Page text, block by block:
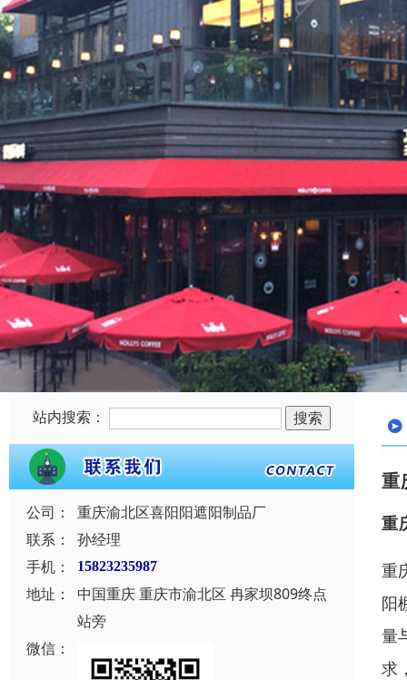
站内搜索：
公司：
重庆渝北区喜阳阳遮阳制品厂
联系：
孙经理
手机：
15823235987
地址：
中国重庆 重庆市渝北区 冉家坝809终点
站旁
微信：
重
重
重
阳
量
求